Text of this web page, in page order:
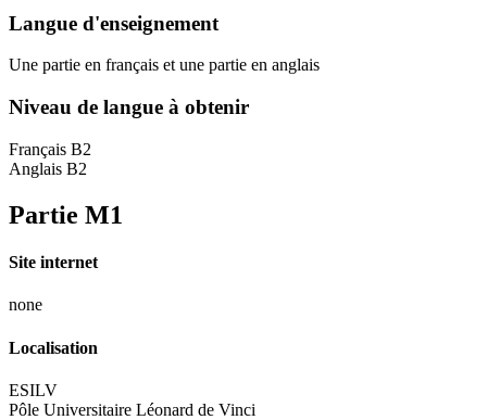
Langue d'enseignement
Une partie en français et une partie en anglais
Niveau de langue à obtenir
Français B2
Anglais B2
Partie M1
Site internet
none
Localisation
ESILV
Pôle Universitaire Léonard de Vinci